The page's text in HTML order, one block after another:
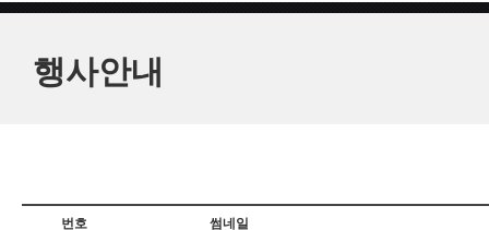
행사안내
번호 썸네일